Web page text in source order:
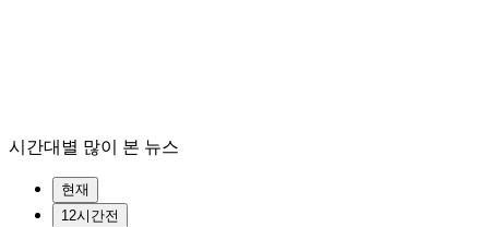
시간대별 많이 본 뉴스
현재
12시간전